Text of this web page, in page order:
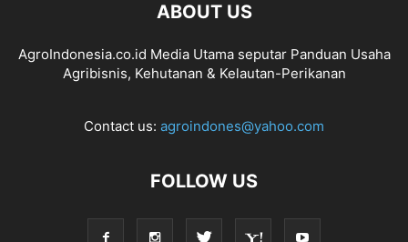
ABOUT US
AgroIndonesia.co.id Media Utama seputar Panduan Usaha
Agribisnis, Kehutanan & Kelautan-Perikanan
Contact us: agroindones@yahoo.com
FOLLOW US